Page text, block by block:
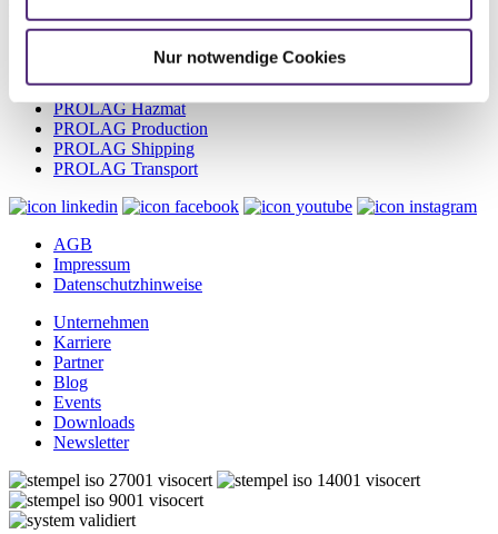
Nur notwendige Cookies
PROLAG World
PROLAG WMS
PROLAG Automation
PROLAG Hazmat
PROLAG Production
PROLAG Shipping
PROLAG Transport
AGB
Impressum
Datenschutzhinweise
Unternehmen
Karriere
Partner
Blog
Events
Downloads
Newsletter